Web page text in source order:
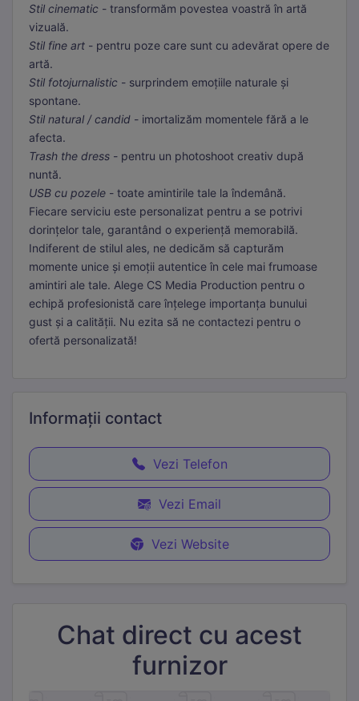
Stil cinematic - transformăm povestea voastră în artă
vizuală.
Stil fine art - pentru poze care sunt cu adevărat opere de
artă.
Stil fotojurnalistic - surprindem emoțiile naturale și
spontane.
Stil natural / candid - imortalizăm momentele fără a le
afecta.
Trash the dress - pentru un photoshoot creativ după
nuntă.
USB cu pozele - toate amintirile tale la îndemână.
Fiecare serviciu este personalizat pentru a se potrivi
dorințelor tale, garantând o experiență memorabilă.
Indiferent de stilul ales, ne dedicăm să capturăm
momente unice și emoții autentice în cele mai frumoase
amintiri ale tale. Alege CS Media Production pentru o
echipă profesionistă care înțelege importanța bunului
gust și a calității. Nu ezita să ne contactezi pentru o
ofertă personalizată!
Informații contact
Vezi Telefon
Vezi Email
Vezi Website
Chat direct cu acest
furnizor
Necesare Mereu active
Aceste cookie-uri sunt esențiale pentru funcționarea site-
ului. Includ cookie-ul de sesiune, protecția CSRF și
preferințele tale de cookie. Nu pot fi dezactivate.